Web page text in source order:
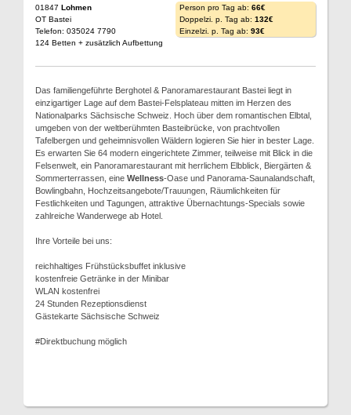
01847 Lohmen
OT Bastei
Telefon: 035024 7790
124 Betten + zusätzlich Aufbettung
Person pro Tag ab: 66€
Doppelzi. p. Tag ab: 132€
Einzelzi. p. Tag ab: 93€
Das familiengeführte Berghotel & Panoramarestaurant Bastei liegt in
einzigartiger Lage auf dem Bastei-Felsplateau mitten im Herzen des
Nationalparks Sächsische Schweiz. Hoch über dem romantischen Elbtal,
umgeben von der weltberühmten Basteibrücke, von prachtvollen
Tafelbergen und geheimnisvollen Wäldern logieren Sie hier in bester Lage.
Es erwarten Sie 64 modern eingerichtete Zimmer, teilweise mit Blick in die
Felsenwelt, ein Panoramarestaurant mit herrlichem Elbblick, Biergärten &
Sommerterrassen, eine Wellness-Oase und Panorama-Saunalandschaft,
Bowlingbahn, Hochzeitsangebote/Trauungen, Räumlichkeiten für
Festlichkeiten und Tagungen, attraktive Übernachtungs-Specials sowie
zahlreiche Wanderwege ab Hotel.
Ihre Vorteile bei uns:
reichhaltiges Frühstücksbuffet inklusive
kostenfreie Getränke in der Minibar
WLAN kostenfrei
24 Stunden Rezeptionsdienst
Gästekarte Sächsische Schweiz
#Direktbuchung möglich